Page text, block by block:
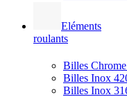
Eléments
roulants
Billes
Billes Inox
Billes Inox